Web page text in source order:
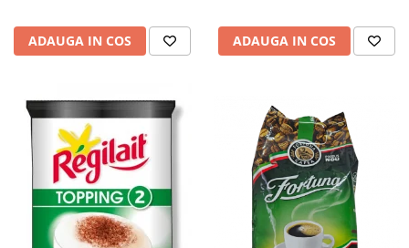
ADAUGA IN COS ADAUGA IN COS